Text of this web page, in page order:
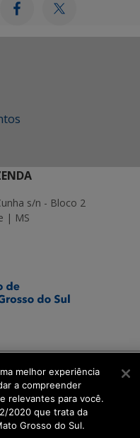
s/n - Bloco 2
| MS
melhor experiência
a compreender
relevantes para você.
2020 que trata da
Grosso do Sul.